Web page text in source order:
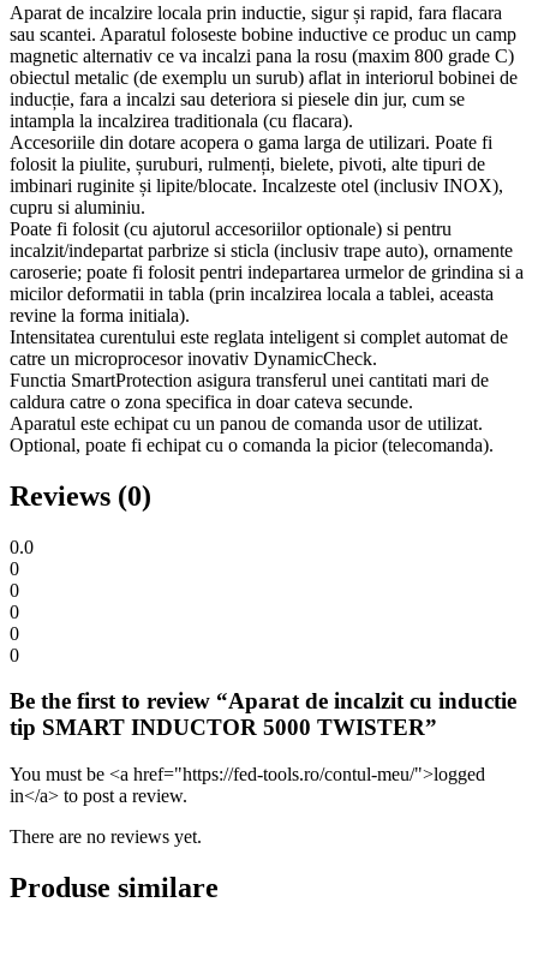
TWISTER
Aparat de incalzire locala prin inductie, sigur și rapid, fara flacara
sau scantei. Aparatul foloseste bobine inductive ce produc un camp
magnetic alternativ ce va incalzi pana la rosu (maxim 800 grade C)
obiectul metalic (de exemplu un surub) aflat in interiorul bobinei de
inducție, fara a incalzi sau deteriora si piesele din jur, cum se
intampla la incalzirea traditionala (cu flacara).
Accesoriile din dotare acopera o gama larga de utilizari. Poate fi
folosit la piulite, șuruburi, rulmenți, bielete, pivoti, alte tipuri de
imbinari ruginite și lipite/blocate. Incalzeste otel (inclusiv INOX),
cupru si aluminiu.
Poate fi folosit (cu ajutorul accesoriilor optionale) si pentru
incalzit/indepartat parbrize si sticla (inclusiv trape auto), ornamente
caroserie; poate fi folosit pentri indepartarea urmelor de grindina si a
micilor deformatii in tabla (prin incalzirea locala a tablei, aceasta
revine la forma initiala).
Intensitatea curentului este reglata inteligent si complet automat de
catre un microprocesor inovativ DynamicCheck.
Functia SmartProtection asigura transferul unei cantitati mari de
caldura catre o zona specifica in doar cateva secunde.
Aparatul este echipat cu un panou de comanda usor de utilizat.
Optional, poate fi echipat cu o comanda la picior (telecomanda).
Reviews (0)
0.0
0
0
0
0
0
Be the first to review “Aparat de incalzit cu inductie
tip SMART INDUCTOR 5000 TWISTER”
You must be <a href="https://fed-tools.ro/contul-meu/">logged
in</a> to post a review.
There are no reviews yet.
Produse similare